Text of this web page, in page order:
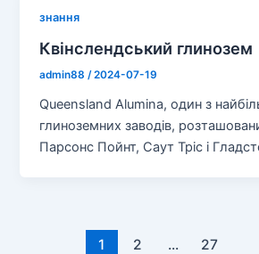
знання
Квінслендський глинозем
admin88/2024-07-19
Queensland Alumina, один з
глиноземних заводів,
Парсонс Пойнт, Саут Тріс і
1 2 ... 27